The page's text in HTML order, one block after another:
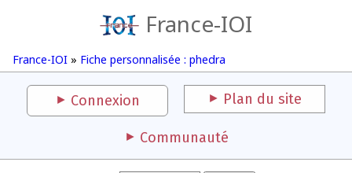
France-IOI
France-IOI » Fiche personnalisée : phedra
Connexion Plan du site
Communauté